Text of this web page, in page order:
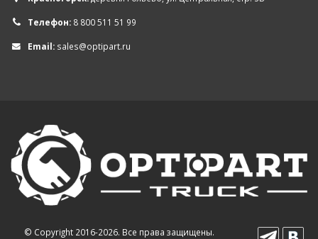
Телефон: 8 800 511 51 99
Email: sales@optipart.ru
© Copyright 2016-2026. Все права защищены.